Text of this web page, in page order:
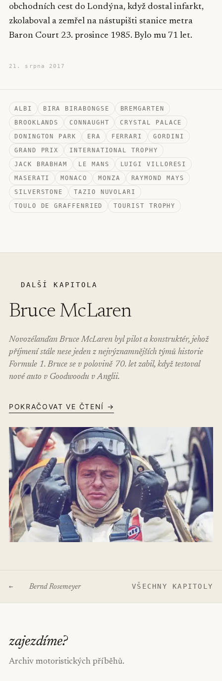
obchodních cest do Londýna, když dostal infarkt,
zkolaboval a zemřel na nástupišti stanice metra
Baron Court 23. prosince 1985. Bylo mu 71 let.
21. srpna 2017
ALBI BIRA BIRABONGSE
BREMGARTEN
BROOKLANDS
CONNAUGHT
CRYSTAL PALACE
DONINGTON PARK
ERA FERRARI
GORDINI
GRAND PRIX
INTERNATIONAL TROPHY
JACK BRABHAM
LE MANS
LUIGI VILLORESI
MASERATI
MONACO MONZA
RAYMOND MAYS
SILVERSTONE
TAZIO NUVOLARI
TOULO DE GRAFFENRIED
TOURIST TROPHY
DALŠÍ KAPITOLA
Bruce McLaren
Novozélanďan Bruce McLaren byl pilot a konstruktér, jehož
příjmení stále nese jeden z nejvýznamnějších týmů historie
Formule 1. Bruce se v polovině 70. let zabil, když testoval
nové auto v Goodwoodu v Anglii.
POKRAČOVAT VE ČTENÍ →
← Bernd Rosemeyer VŠECHNY KAPITOLY
zajezdíme?
Archiv motoristických příběhů.